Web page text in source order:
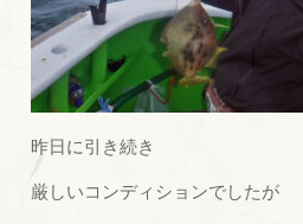
昨日に引き続き
厳しいコンディションでしたが